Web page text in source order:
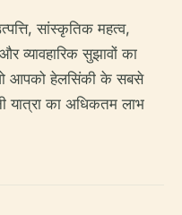
सांस्कृतिक महत्व,
व्यावहारिक सुझावों का
आपको हेलसिंकी के सबसे
यात्रा का अधिकतम लाभ